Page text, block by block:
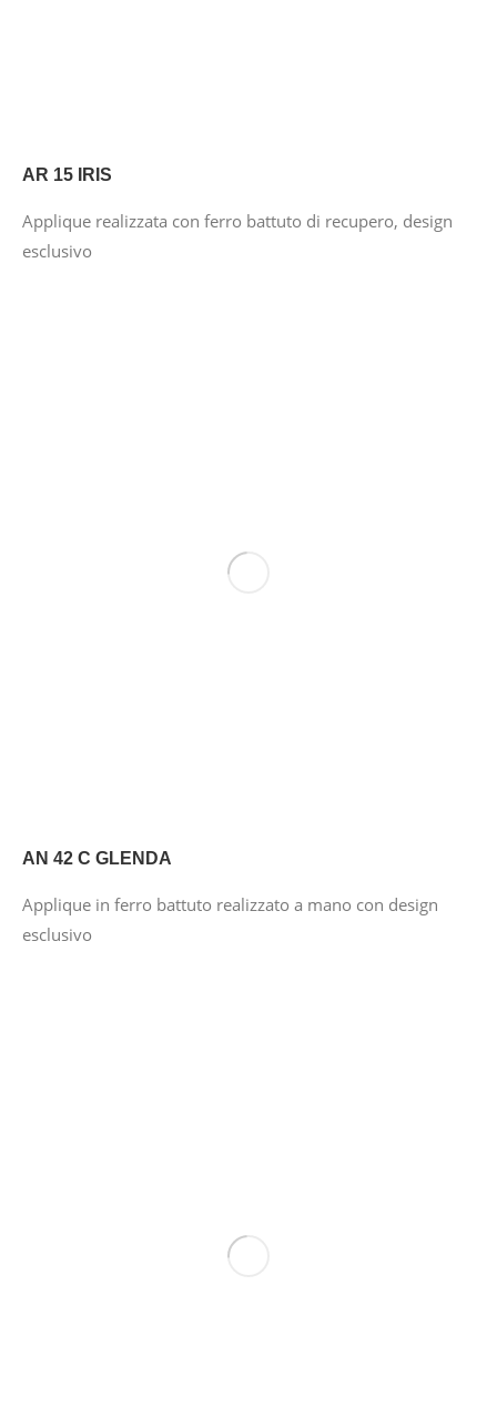
AR 15 IRIS
Applique realizzata con ferro battuto di recupero, design
esclusivo
AN 42 C GLENDA
Applique in ferro battuto realizzato a mano con design
esclusivo